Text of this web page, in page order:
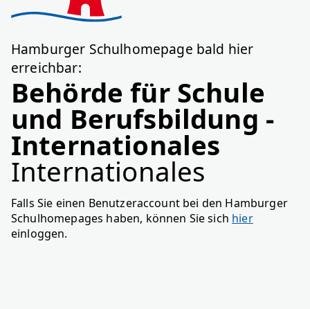
Hamburger Schulhomepage bald hier
erreichbar:
Behörde für Schule
und Berufsbildung -
Internationales
Internationales
Falls Sie einen Benutzeraccount bei den Hamburger
Schulhomepages haben, können Sie sich hier
einloggen.